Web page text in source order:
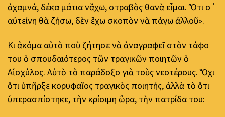
ἀχαμνά, δέκα μάτια νἂχω, στραβὸς θανὰ εἶμαι. Ὅτι σ΄
αὐτείνη θὰ ζήσω, δὲν ἔχω σκοπὸν νὰ πάγω ἀλλοῦ».
Κι ἀκόμα αὐτὸ ποὺ ζήτησε νὰ ἀναγραφεῖ στὸν τάφο
του ὁ σπουδαιότερος τῶν τραγικῶν ποιητῶν ὁ
Αἱσχύλος. Αὐτὸ τὸ παράδοξο γιὰ τοὺς νεοτέρους. Ὄχι
ὅτι ὑπῆρξε κορυφαῖος τραγικὸς ποιητής, ἀλλὰ τὸ ὅτι
ὑπερασπίστηκε, τὴν κρίσιμη ὥρα, τὴν πατρίδα του: